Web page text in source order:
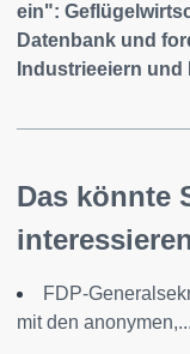
ein":
Datenbank und
Industrieeiern
Das könnte
FDP-
mit den anonymen,...